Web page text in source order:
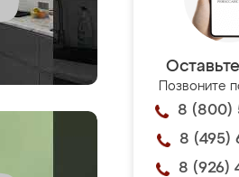
Позвоните
8 (800)
8 (495)
8 (926)